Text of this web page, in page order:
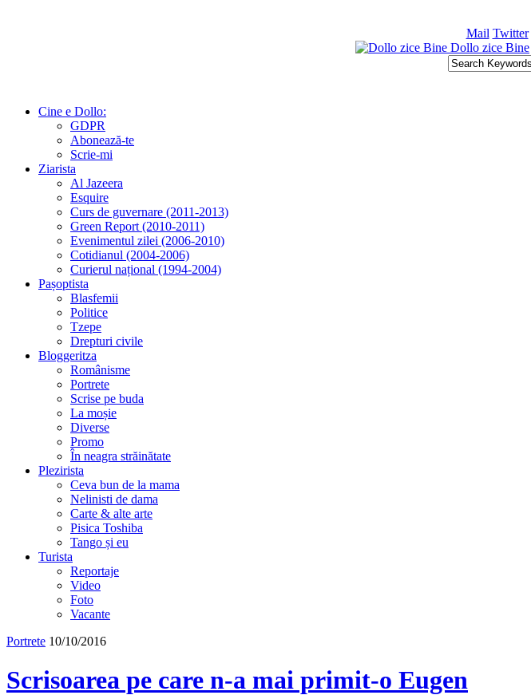
Mail Twitter
Dollo zice Bine
Cine e Dollo:
GDPR
Abonează-te
Scrie-mi
Ziarista
Al Jazeera
Esquire
Curs de guvernare (2011-2013)
Green Report (2010-2011)
Evenimentul zilei (2006-2010)
Cotidianul (2004-2006)
Curierul național (1994-2004)
Pașoptista
Blasfemii
Politice
Tzepe
Drepturi civile
Bloggeritza
Românisme
Portrete
Scrise pe buda
La moșie
Diverse
Promo
În neagra străinătate
Plezirista
Ceva bun de la mama
Nelinisti de dama
Carte & alte arte
Pisica Toshiba
Tango și eu
Turista
Reportaje
Video
Foto
Vacante
Portrete 10/10/2016
Scrisoarea pe care n-a mai primit-o Eugen